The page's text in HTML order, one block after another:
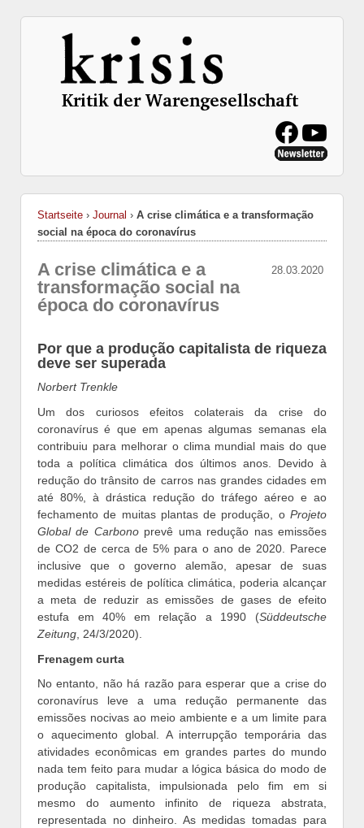
Startseite › Journal › A crise climática e a transformação
social na época do coronavírus
28.03.2020
A crise climática e a
transformação social na
época do coronavírus
Por que a produção capitalista de riqueza
deve ser superada
Norbert Trenkle
Um dos curiosos efeitos colaterais da crise do
coronavírus é que em apenas algumas semanas ela
contribuiu para melhorar o clima mundial mais do que
toda a política climática dos últimos anos. Devido à
redução do trânsito de carros nas grandes cidades em
até 80%, à drástica redução do tráfego aéreo e ao
fechamento de muitas plantas de produção, o Projeto
Globalde Carbonoprevê uma redução nas emissões
de CO2 de cerca de 5% para o ano de 2020. Parece
inclusive que o governo alemão, apesar de suas
medidas estéreis de política climática, poderia alcançar
a meta de reduzir as emissões de gases de efeito
estufa em 40% em relação a 1990 (Süddeutsche
Zeitung , 24/3/2020).
Frenagem curta
No entanto, não há razão para esperar que a crise do
coronavírus leve a uma redução permanente das
emissões nocivas ao meio ambiente e a um limite para
o aquecimento global. A interrupção temporária das
atividades econômicas em grandes partes do mundo
nada tem feito para mudar a lógica básica do modo de
produção capitalista, impulsionada pelo fim em si
mesmo do aumento infinito de riqueza abstrata,
representada no dinheiro. As medidas tomadas para